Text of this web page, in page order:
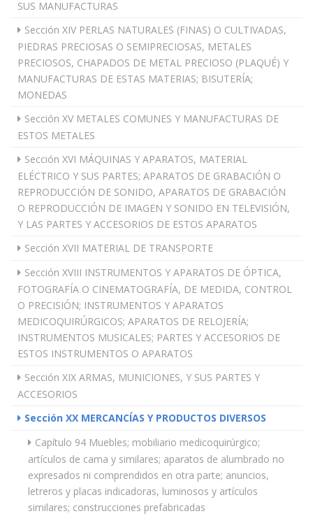
SUS MANUFACTURAS
Sección XIV PERLAS NATURALES (FINAS) O CULTIVADAS,
PIEDRAS PRECIOSAS O SEMIPRECIOSAS, METALES
PRECIOSOS, CHAPADOS DE METAL PRECIOSO (PLAQUÉ) Y
MANUFACTURAS DE ESTAS MATERIAS; BISUTERÍA;
MONEDAS
Sección XV METALES COMUNES Y MANUFACTURAS DE
ESTOS METALES
Sección XVI MÁQUINAS Y APARATOS, MATERIAL
ELÉCTRICO Y SUS PARTES; APARATOS DE GRABACIÓN O
REPRODUCCIÓN DE SONIDO, APARATOS DE GRABACIÓN
O REPRODUCCIÓN DE IMAGEN Y SONIDO EN TELEVISIÓN,
Y LAS PARTES Y ACCESORIOS DE ESTOS APARATOS
Sección XVII MATERIAL DE TRANSPORTE
Sección XVIII INSTRUMENTOS Y APARATOS DE ÓPTICA,
FOTOGRAFÍA O CINEMATOGRAFÍA, DE MEDIDA, CONTROL
O PRECISIÓN; INSTRUMENTOS Y APARATOS
MEDICOQUIRÚRGICOS; APARATOS DE RELOJERÍA;
INSTRUMENTOS MUSICALES; PARTES Y ACCESORIOS DE
ESTOS INSTRUMENTOS O APARATOS
Sección XIX ARMAS, MUNICIONES, Y SUS PARTES Y
ACCESORIOS
Sección XX MERCANCÍAS Y PRODUCTOS DIVERSOS
Capítulo 94 Muebles; mobiliario medicoquirúrgico;
artículos de cama y similares; aparatos de alumbrado no
expresados ni comprendidos en otra parte; anuncios,
letreros y placas indicadoras, luminosos y artículos
similares; construcciones prefabricadas